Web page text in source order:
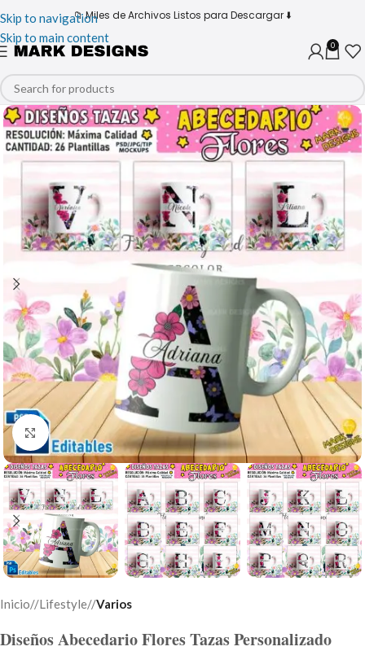
Skip to navigation
Skip to main content
📁 Miles de Archivos Listos para Descargar ⬇️
0
Click to enlarge
Inicio/ Lifestyle/ Varios
Diseños Abecedario Flores Tazas Personalizado